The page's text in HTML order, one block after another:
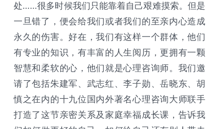
处……很多时候我们只能靠着自己艰难摸索。但是
一旦错了，便会给我们或者我们的至亲内心造成
永久的伤害。好在，我们有这样一个群体，他们
有专业的知识，有丰富的人生阅历，更拥有一颗
智慧和柔软的心，他们就是心理咨询师。我们邀
请了包括朱建军、武志红、李子勋、岳晓东、胡
慎之在内的十九位国内外著名心理咨询大师联手
打造了这节亲密关系及家庭幸福成长课，告诉我